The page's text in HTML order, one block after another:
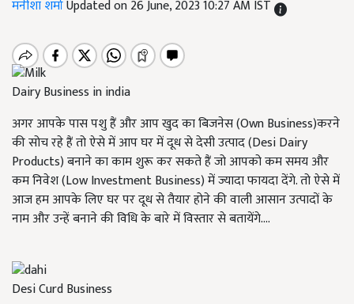
मनीशा शर्माUpdated on 26 June, 2023 10:27 AM IST
Dairy Business in india
अगर आपके पास पशु हैं और आप खुद का बिजनेस (Own Business)करने
की सोच रहे हैं तो ऐसे में आप घर में दूध से देसी उत्पाद (Desi Dairy
Products) बनाने का काम शुरू कर सकते हैं जो आपको कम समय और
कम निवेश (Low Investment Business) में ज्यादा फायदा देंगे. तो ऐसे में
आज हम आपके लिए घर पर दूध से तैयार होने की वाली आसान उत्पादों के
नाम और उन्हें बनाने की विधि के बारे में विस्तार से बतायेंगे....
Desi Curd Business